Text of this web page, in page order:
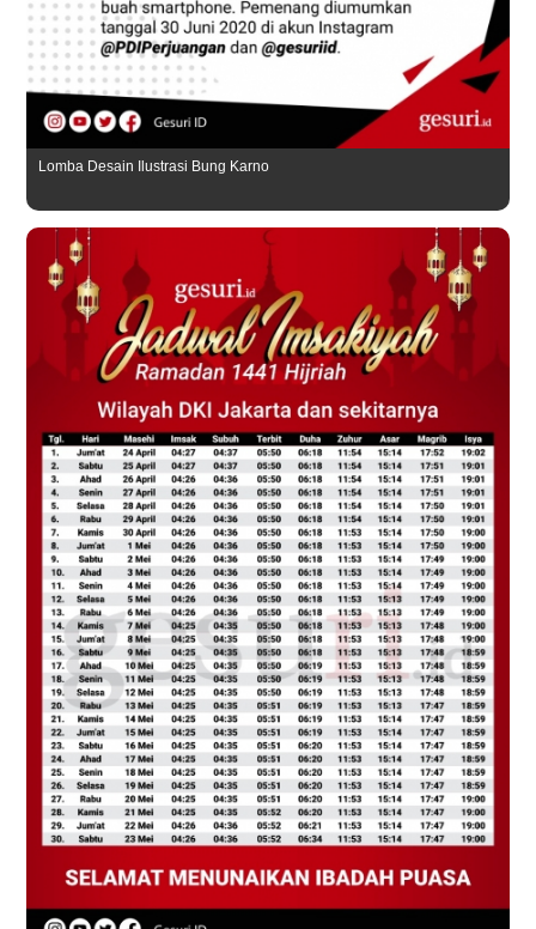
Lomba Desain Ilustrasi Bung Karno